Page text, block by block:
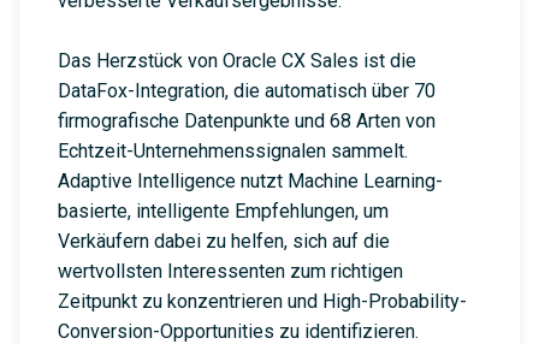
Das Herzstück von Oracle CX Sales ist die
DataFox-Integration, die automatisch über 70
firmografische Datenpunkte und 68 Arten von
Echtzeit-Unternehmenssignalen sammelt.
Adaptive Intelligence nutzt Machine Learning-
basierte, intelligente Empfehlungen, um
Verkäufern dabei zu helfen, sich auf die
wertvollsten Interessenten zum richtigen
Zeitpunkt zu konzentrieren und High-Probability-
Conversion-Opportunities zu identifizieren.